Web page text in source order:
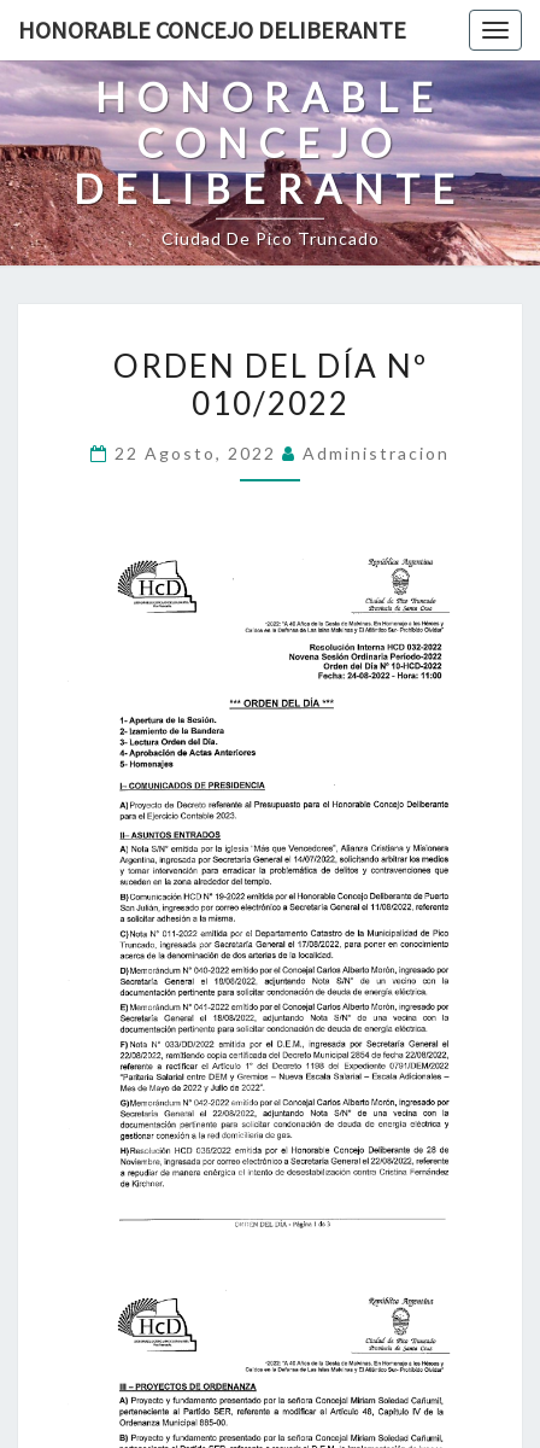
HONORABLE CONCEJO DELIBERANTE
HONORABLE
CONCEJO
DELIBERANTE
Ciudad De Pico Truncado
ORDEN DEL DÍA Nº
010/2022
22 Agosto, 2022 Administracion